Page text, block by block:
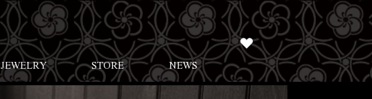
JEWELRY STORE NEWS